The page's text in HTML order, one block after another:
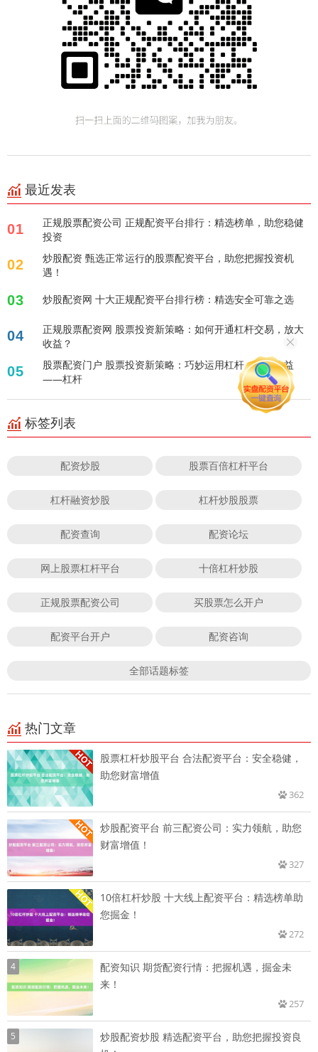
最近发表
01
正规股票配资公司 正规配资平台排行：精选榜单，助您稳健
投资
02
炒股配资 甄选正常运行的股票配资平台，助您把握投资机
遇！
03 炒股配资网 十大正规配资平台排行榜：精选安全可靠之选
04
正规股票配资网 股票投资新策略：如何开通杠杆交易，放大
收益？
05
股票配资门户 股票投资新策略：巧妙运用杠杆，放大收益
——杠杆
标签列表
配资炒股 股票百倍杠杆平台
杠杆融资炒股 杠杆炒股股票
配资查询 配资论坛
网上股票杠杆平台 十倍杠杆炒股
正规股票配资公司 买股票怎么开户
配资平台开户 配资咨询
全部话题标签
热门文章
股票杠杆炒股平台 合法配资平台：安全稳健，
助您财富增值
362
炒股配资平台 前三配资公司：实力领航，助您
财富增值！
327
10倍杠杆炒股 十大线上配资平台：精选榜单助
您掘金！
272
4
配资知识 期货配资行情：把握机遇，掘金未
来！
257
5
炒股配资炒股 精选配资平台，助您把握投资良